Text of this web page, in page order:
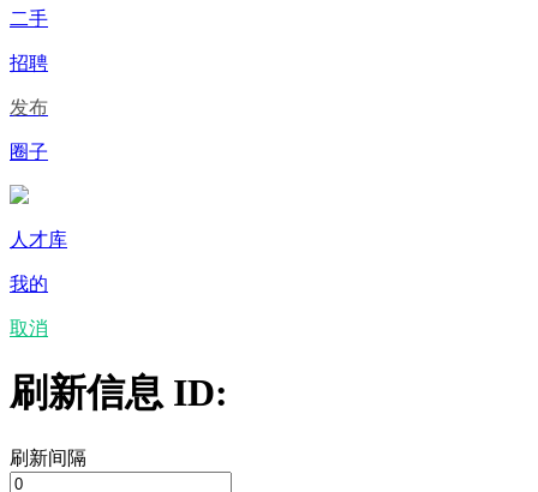
二手
招聘
发布
圈子
人才库
我的
取消
刷新信息 ID:
刷新间隔